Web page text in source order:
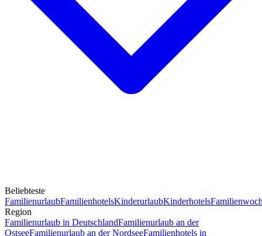
Beliebteste
FamilienurlaubFamilienhotelsKinderurlaubKinderhotels
Region
Familienurlaub in DeutschlandFamilienurlaub an der
OstseeFamilienurlaub an der NordseeFamilienhotels in